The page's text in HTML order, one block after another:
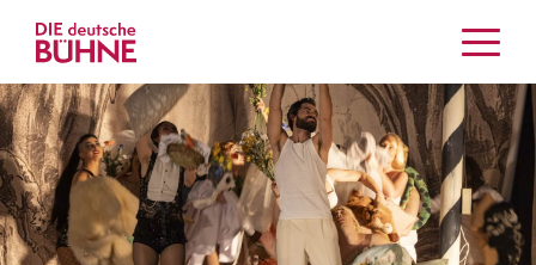
Kritiken
Schauspiel
Musiktheater
Tanz
Crossover